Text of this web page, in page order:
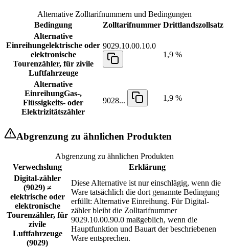
Alternative Zolltarifnummern und Bedingungen
Bedingung
Zolltarifnummer Drittlandszollsatz
Alternative
Einreihungelektrische oder
elektronische
Tourenzähler, für zivile
Luftfahrzeuge
9029.10.00.10.0
1,9 %
Alternative
EinreihungGas-,
Flüssigkeits- oder
Elektrizitätszähler
9028... 1,9 %
Abgrenzung zu ähnlichen Produkten
Abgrenzung zu ähnlichen Produkten
Verwechslung
Erklärung
Digital-zähler
(9029) ≠
elektrische oder
elektronische
Tourenzähler, für
zivile
Luftfahrzeuge
(9029)
Diese Alternative ist nur einschlägig, wenn die
Ware tatsächlich die dort genannte Bedingung
erfüllt: Alternative Einreihung. Für Digital-
zähler bleibt die Zolltarifnummer
9029.10.00.90.0 maßgeblich, wenn die
Hauptfunktion und Bauart der beschriebenen
Ware entsprechen.